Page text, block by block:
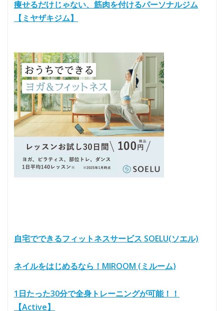
痩せるだけじゃない、筋肉を付けるパーソナルジム
【ミヤザキジム】
自宅でできるフィットネスサービス SOELU(ソエル)
ネイルをはじめるなら！MIROOM (ミルーム)
1日たった30分で全身トレーニングが可能！！
【Active】